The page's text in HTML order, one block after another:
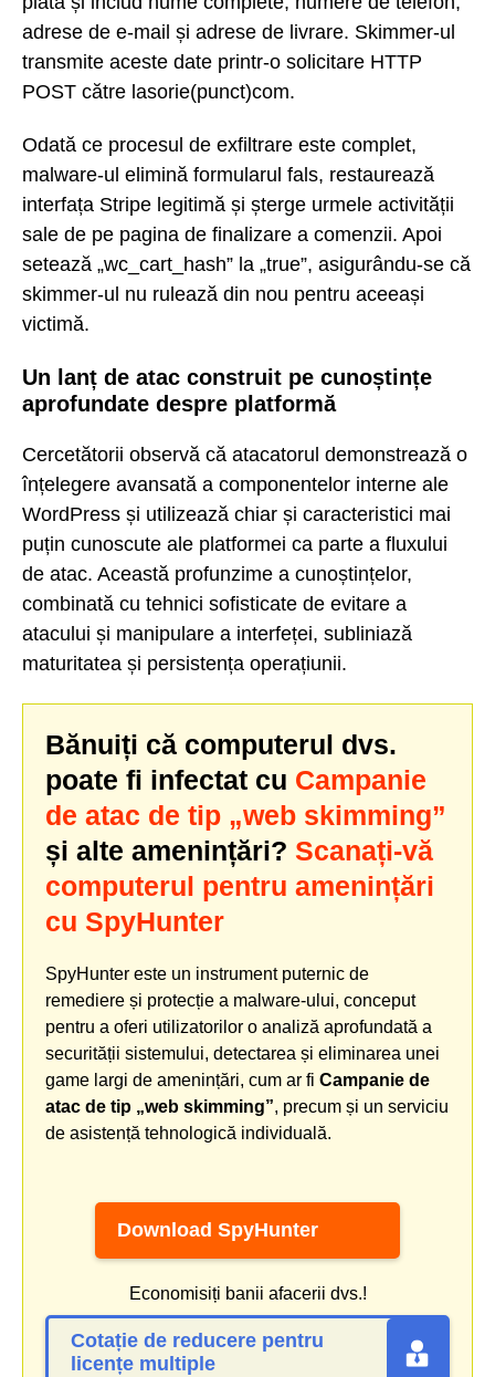
adrese de e-mail și adrese de livrare. Skimmer-ul
transmite aceste date printr-o solicitare HTTP
POST către lasorie(punct)com.
Odată ce procesul de exfiltrare este complet,
malware-ul elimină formularul fals, restaurează
interfața Stripe legitimă și șterge urmele activității
sale de pe pagina de finalizare a comenzii. Apoi
setează „wc_cart_hash” la „true”, asigurându-se că
skimmer-ul nu rulează din nou pentru aceeași
victimă.
Un lanț de atac construit pe cunoștințe
aprofundate despre platformă
Cercetătorii observă că atacatorul demonstrează o
înțelegere avansată a componentelor interne ale
WordPress și utilizează chiar și caracteristici mai
puțin cunoscute ale platformei ca parte a fluxului
de atac. Această profunzime a cunoștințelor,
combinată cu tehnici sofisticate de evitare a
atacului și manipulare a interfeței, subliniază
maturitatea și persistența operațiunii.
Bănuiți că computerul dvs.
poate fi infectat cu Campanie
de atac de tip „web skimming”
și alte amenințări? Scanați-vă
computerul pentru amenințări
cu SpyHunter
SpyHunter este un instrument puternic de
remediere și protecție a malware-ului, conceput
pentru a oferi utilizatorilor o analiză aprofundată a
securității sistemului, detectarea și eliminarea unei
game largi de amenințări, cum ar fi Campanie de
atac de tip „web skimming”, precum și un serviciu
de asistență tehnologică individuală.
Download SpyHunter
Economisiți banii afacerii dvs.!
Cotație de reducere pentru
licențe multiple